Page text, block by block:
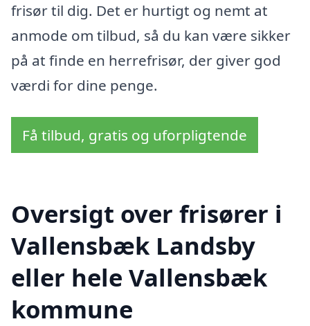
frisør til dig. Det er hurtigt og nemt at
anmode om tilbud, så du kan være sikker
på at finde en herrefrisør, der giver god
værdi for dine penge.
Få tilbud, gratis og uforpligtende
Oversigt over frisører i
Vallensbæk Landsby
eller hele Vallensbæk
kommune